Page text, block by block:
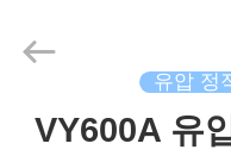
2026
Sinovo
유압 정
VY600A 유